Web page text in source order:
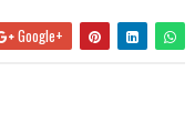
Google+